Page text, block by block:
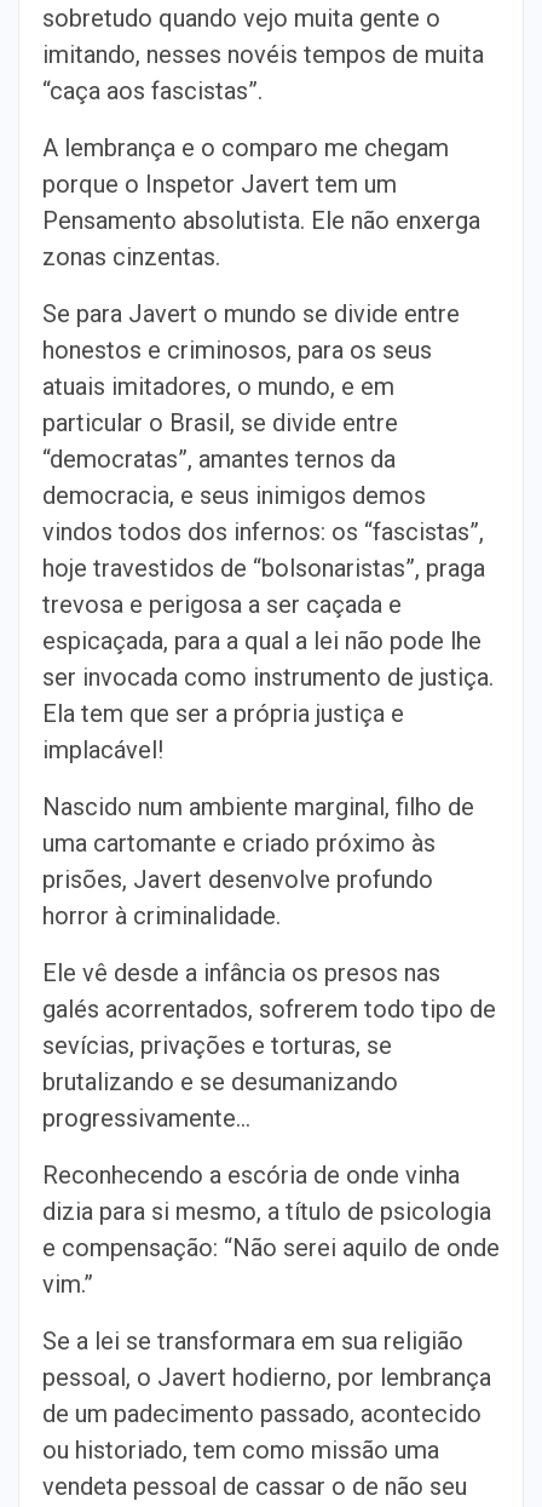
sobretudo quando vejo muita gente o
imitando, nesses novéis tempos de muita
“caça aos fascistas”.
A lembrança e o comparo me chegam
porque o Inspetor Javert tem um
Pensamento absolutista. Ele não enxerga
zonas cinzentas.
Se para Javert o mundo se divide entre
honestos e criminosos, para os seus
atuais imitadores, o mundo, e em
particular o Brasil, se divide entre
“democratas”, amantes ternos da
democracia, e seus inimigos demos
vindos todos dos infernos: os “fascistas”,
hoje travestidos de “bolsonaristas”, praga
trevosa e perigosa a ser caçada e
espicaçada, para a qual a lei não pode lhe
ser invocada como instrumento de justiça.
Ela tem que ser a própria justiça e
implacável!
Nascido num ambiente marginal, filho de
uma cartomante e criado próximo às
prisões, Javert desenvolve profundo
horror à criminalidade.
Ele vê desde a infância os presos nas
galés acorrentados, sofrerem todo tipo de
sevícias, privações e torturas, se
brutalizando e se desumanizando
progressivamente…
Reconhecendo a escória de onde vinha
dizia para si mesmo, a título de psicologia
e compensação: “Não serei aquilo de onde
vim.”
Se a lei se transformara em sua religião
pessoal, o Javert hodierno, por lembrança
de um padecimento passado, acontecido
ou historiado, tem como missão uma
vendeta pessoal de cassar o de não seu